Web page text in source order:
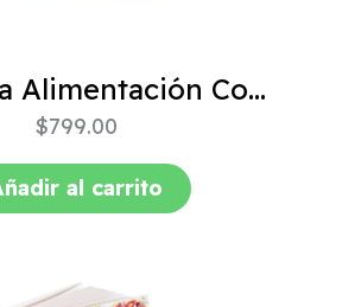
ABC de la Alimentación Complementaria 4ta edición
$799.00
al carrito